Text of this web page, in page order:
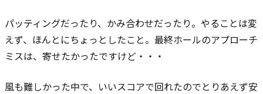
パッティングだったり、かみ合わせだったり。 やることは変
えず、ほんとにちょっとしたこと。 最終ホールのアプローチ
ミスは、寄せたかったですけど・・・
風も難しかった中で、いいスコアで回れたのでとりあえず安